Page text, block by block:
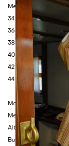
Medidas:
34 - Busto: 78cm -
36- Busto: 82cm -
38- Busto: 86cm -
40 - Busto: 90cm -
42 - Busto: 94cm -
44 - Busto: 98cm -
Modelo veste P.
Medidas da Modelo:
Altura: 1.75cm
Busto: 80cm